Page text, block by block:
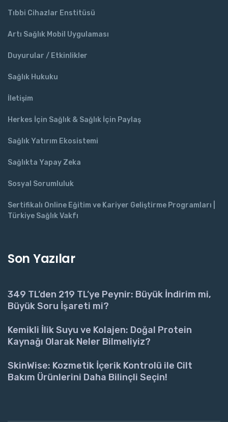
Tıbbi Cihazlar Enstitüsü
Artı Sağlık Mobil Uygulaması
Duyurular / Etkinlikler
Sağlık Hukuku
İletişim
Herkes İçin Sağlık & Sağlık İçin Paylaş
Sağlık Yatırım Ekosistemi
Sağlıkta Yapay Zeka
Sosyal Sorumluluk
Sertifikalı Online Eğitim ve Kariyer Geliştirme Programları |
Türkiye Sağlık Vakfı
Son Yazılar
349 TL’den 219 TL’ye Peynir: Büyük İndirim mi,
Büyük Soru İşareti mi?
Kemikli İlik Suyu ve Kolajen: Doğal Protein
Kaynağı Olarak Neler Bilmeliyiz?
SkinWise: Kozmetik İçerik Kontrolü ile Cilt
Bakım Ürünlerini Daha Bilinçli Seçin!